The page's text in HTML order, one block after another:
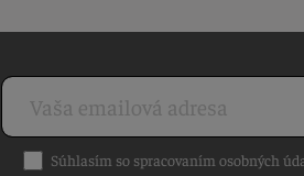
Súhlasím so spracovaním osobných